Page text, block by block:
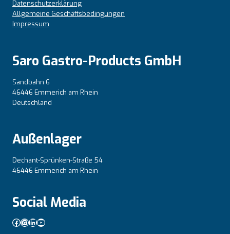
Datenschutzerklärung
Allgemeine Geschäftsbedingungen
Impressum
Saro Gastro-Products GmbH
Sandbahn 6
46446 Emmerich am Rhein
Deutschland
Außenlager
Dechant-Sprünken-Straße 54
46446 Emmerich am Rhein
Social Media
Facebook
Instagram
LinkedIn
YouTube